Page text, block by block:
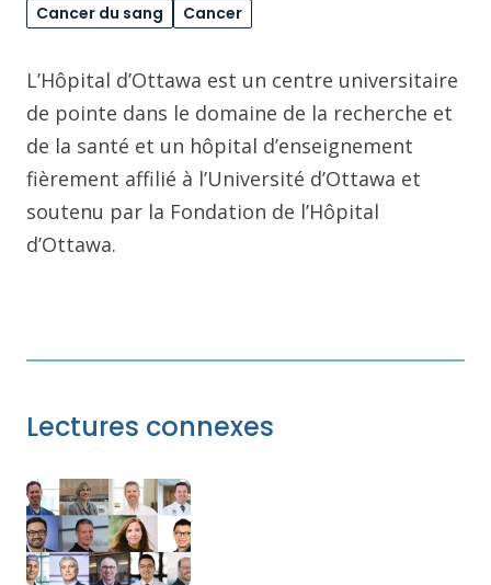
Cancer du sang Cancer
L’Hôpital d’Ottawa est un centre universitaire
de pointe dans le domaine de la recherche et
de la santé et un hôpital d’enseignement
fièrement affilié à l’Université d’Ottawa et
soutenu par la Fondation de l’Hôpital
d’Ottawa.
Lectures connexes